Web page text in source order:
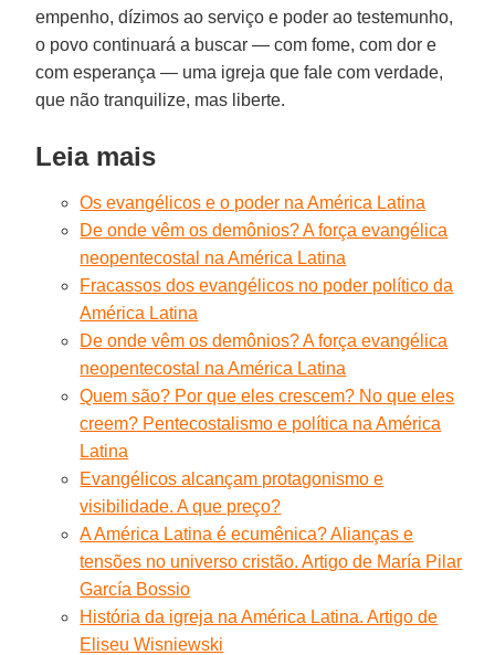
empenho, dízimos ao serviço e poder ao testemunho,
o povo continuará a buscar — com fome, com dor e
com esperança — uma igreja que fale com verdade,
que não tranquilize, mas liberte.
Leia mais
Os evangélicos e o poder na América Latina
De onde vêm os demônios? A força evangélica
neopentecostal na América Latina
Fracassos dos evangélicos no poder político da
América Latina
De onde vêm os demônios? A força evangélica
neopentecostal na América Latina
Quem são? Por que eles crescem? No que eles
creem? Pentecostalismo e política na América
Latina
Evangélicos alcançam protagonismo e
visibilidade. A que preço?
A América Latina é ecumênica? Alianças e
tensões no universo cristão. Artigo de María Pilar
García Bossio
História da igreja na América Latina. Artigo de
Eliseu Wisniewski